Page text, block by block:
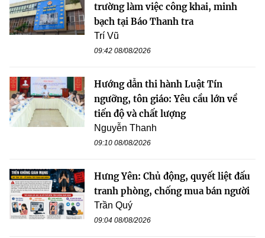
trường làm việc công khai, minh
bạch tại Báo Thanh tra
Trí Vũ
09:42 08/08/2026
Hướng dẫn thi hành Luật Tín
ngưỡng, tôn giáo: Yêu cầu lớn về
tiến độ và chất lượng
Nguyễn Thanh
09:10 08/08/2026
Hưng Yên: Chủ động, quyết liệt đấu
tranh phòng, chống mua bán người
Trần Quý
09:04 08/08/2026